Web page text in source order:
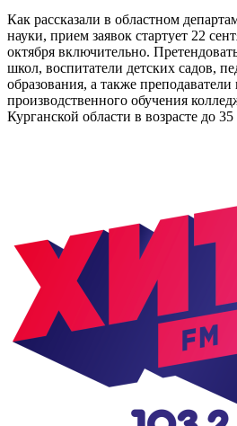
Как рассказали в областном
науки, прием заявок стартует 22
октября включительно.
школ, воспитатели детских садов,
образования, а также преподаватели
производственного обучения
Курганской области в возрасте до